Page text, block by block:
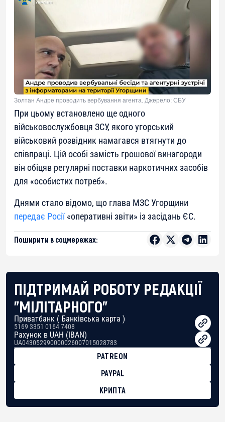
Золтан Андре проводить вербування агента. Джерело: СБУ
При цьому встановлено ще одного
військовослужбовця ЗСУ, якого угорський
військовий розвідник намагався втягнути до
співпраці. Цій особі замість грошової винагороди
він обіцяв регулярні поставки наркотичних засобів
для «особистих потреб».
Днями стало відомо, що глава МЗС Угорщини
передає Росії«оперативні звіти» із засідань ЄС.
Поширити в соцмережах:
ПІДТРИМАЙ РОБОТУ РЕДАКЦІЇ
"МІЛІТАРНОГО"
Приватбанк ( Банківська карта )
5169 3351 0164 7408
Рахунок в UAH (IBAN)
UA043052990000026007015028783
PATREON
PAYPAL
КРИПТА